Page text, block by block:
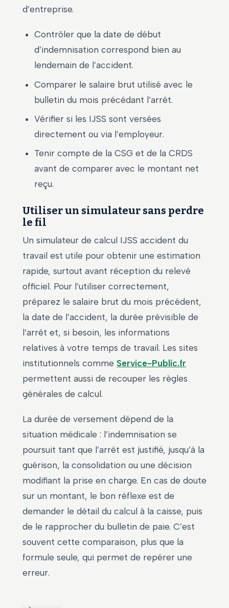
d’entreprise.
Contrôler que la date de début
d’indemnisation correspond bien au
lendemain de l’accident.
Comparer le salaire brut utilisé avec le
bulletin du mois précédant l’arrêt.
Vérifier si les IJSS sont versées
directement ou via l’employeur.
Tenir compte de la CSG et de la CRDS
avant de comparer avec le montant net
reçu.
Utiliser un simulateur sans perdre
le fil
Un simulateur de calcul IJSS accident du
travail est utile pour obtenir une estimation
rapide, surtout avant réception du relevé
officiel. Pour l’utiliser correctement,
préparez le salaire brut du mois précédent,
la date de l’accident, la durée prévisible de
l’arrêt et, si besoin, les informations
relatives à votre temps de travail. Les sites
institutionnels comme Service-Public.fr
permettent aussi de recouper les règles
générales de calcul.
La durée de versement dépend de la
situation médicale : l’indemnisation se
poursuit tant que l’arrêt est justifié, jusqu’à la
guérison, la consolidation ou une décision
modifiant la prise en charge. En cas de doute
sur un montant, le bon réflexe est de
demander le détail du calcul à la caisse, puis
de le rapprocher du bulletin de paie. C’est
souvent cette comparaison, plus que la
formule seule, qui permet de repérer une
erreur.